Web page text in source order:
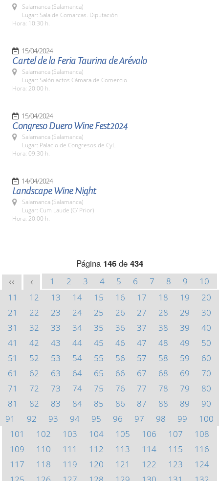
Salamanca (Salamanca)
Lugar: Sala de Comarcas. Diputación
Hora: 10:30 h.
15/04/2024
Cartel de la Feria Taurina de Arévalo
Salamanca (Salamanca)
Lugar: Salón actos Cámara de Comercio
Hora: 20:00 h.
15/04/2024
Congreso Duero Wine Fest2024
Salamanca (Salamanca)
Lugar: Palacio de Congresos de CyL
Hora: 09:30 h.
14/04/2024
Landscape Wine Night
Salamanca (Salamanca)
Lugar: Cum Laude (C/ Prior)
Hora: 20:00 h.
Página 146de 434
<< < 1 2 3 4 5 6 7 8 9
10
11
12 13 14 15 16 17 18 19
20
21
22 23 24 25 26 27 28 29
30
31
32 33 34 35 36 37 38 39
40
41
42 43 44 45 46 47 48 49
50
51
52 53 54 55 56 57 58 59
60
61
62 63 64 65 66 67 68 69
70
71
72 73 74 75 76 77 78 79
80
81
82 83 84 85 86 87 88 89
90
91
92 93 94 95 96 97 98 99
100
101
102 103 104 105 106 107
108
109
110 111 112 113 114 115
116
117
118 119 120 121 122 123
124